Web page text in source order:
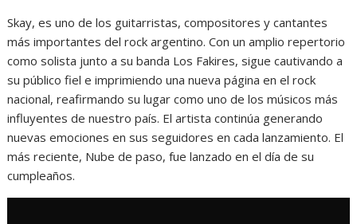
Skay, es uno de los guitarristas, compositores y cantantes
más importantes del rock argentino. Con un amplio repertorio
como solista junto a su banda Los Fakires, sigue cautivando a
su público fiel e imprimiendo una nueva página en el rock
nacional, reafirmando su lugar como uno de los músicos más
influyentes de nuestro país. El artista continúa generando
nuevas emociones en sus seguidores en cada lanzamiento. El
más reciente, Nube de paso, fue lanzado en el día de su
cumpleaños.